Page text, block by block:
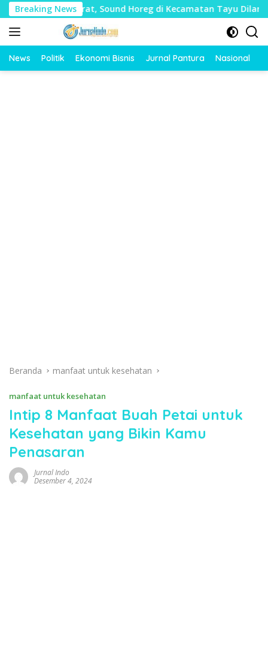
Langsung
ke
konten
Breaking NewsSound Horeg di Kecamatan Tayu Dilarang
News Politik Ekonomi Bisnis Jurnal Pantura Nasional
Beranda manfaat untuk kesehatan
manfaat untuk kesehatan
Intip 8 Manfaat Buah Petai untuk
Kesehatan yang Bikin Kamu
Penasaran
Jurnal Indo
Desember 4, 2024